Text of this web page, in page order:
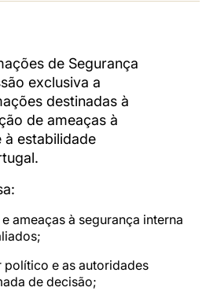
de Segurança
exclusiva a
destinadas à
de ameaças à
à estabilidade
ameaças à segurança interna
e as autoridades
de decisão;